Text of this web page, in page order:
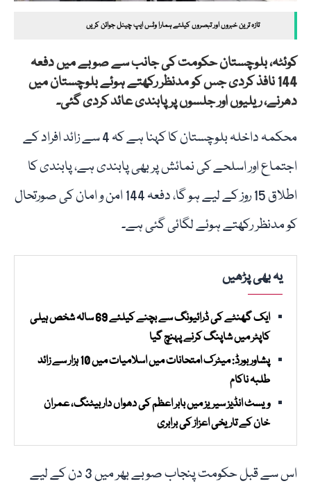
تازہ ترین خبروں اور تبصروں کیلئے ہمارا وٹس ایپ چینل جوائن کریں
کوئٹہ، بلوچستان حکومت کی جانب سے صوبے میں دفعہ
144 نافذ کردی جس کو مدنظر رکھتے ہوئے بلوچستان میں
دھرنے، ریلیوں اور جلسوں پر پابندی عائد کردی گئی۔
محکمہ داخلہ بلوچستان کا کہنا ہے کہ 4 سے زائد افراد کے
اجتماع اور اسلحے کی نمائش پر بھی پابندی ہے، پابندی کا
اطلاق 15 روز کے لیے ہو گا، دفعہ 144 امن و امان کی صورتحال
کو مدنظر رکھتے ہوئے لگائی گئی ہے۔
یہ بھی پڑھیں
ایک گھنٹے کی ڈرائیونگ سے بچنے کیلئے 69 سالہ شخص ہیلی
کاپٹر میں شاپنگ کرنے پہنچ گیا
پشاور بورڈ: میٹرک امتحانات میں اسلامیات میں 10 ہزار سے زائد
طلبہ ناکام
ویسٹ انڈیز سیریز میں بابر اعظم کی دھواں دار بیٹنگ، عمران
خان کے تاریخی اعزاز کی برابری
اس سے قبل حکومت پنجاب صوبے بھر میں 3 دن کے لیے